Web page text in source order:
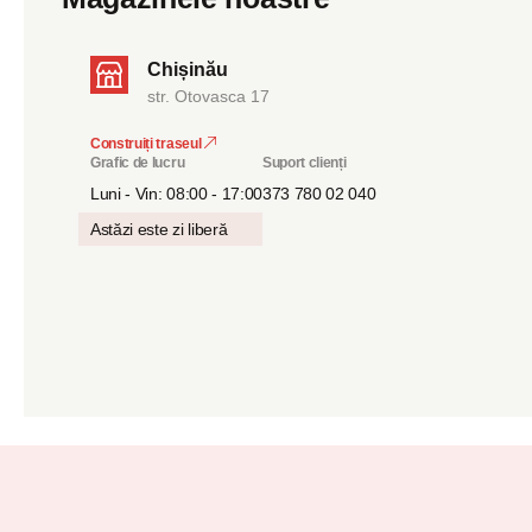
Chișinău
str. Otovasca 17
Construiți traseul
Grafic de lucru
Luni - Vin: 08:00 - 17:00
Astăzi este zi liberă
Suport clienți
373 780 02 040